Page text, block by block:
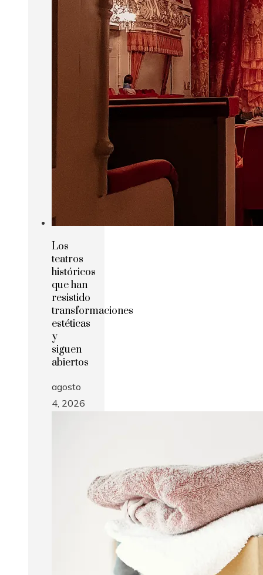
Los
teatros
históricos
que han
resistido
transformaciones
estéticas
y
siguen
abiertos
agosto
4, 2026